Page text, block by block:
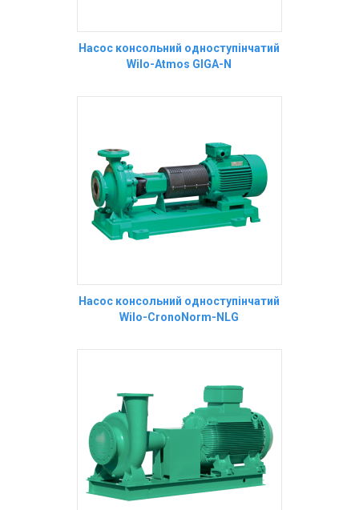
Насос консольний одноступінчатий
Wilo-Atmos GIGA-N
Насос консольний одноступінчатий
Wilo-CronoNorm-NLG